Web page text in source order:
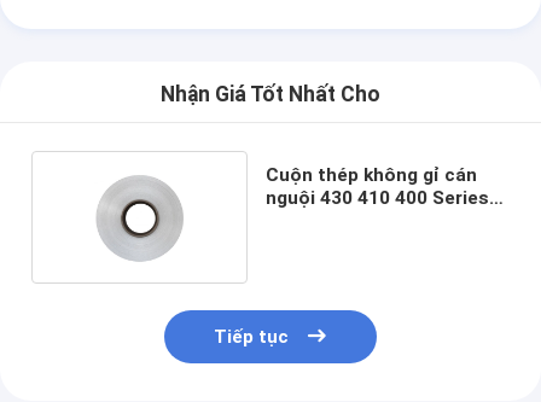
Nhận Giá Tốt Nhất Cho
Cuộn thép không gỉ cán
nguội 430 410 400 Series
Tiếp tục